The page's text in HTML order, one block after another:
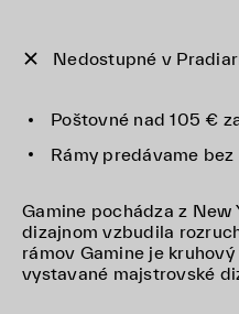
Nedostupné v
Poštovné nad 105 €
Rámy predávame
Gamine pochádza z New
dizajnom vzbudila
rámov Gamine je
vystavané majstrovské